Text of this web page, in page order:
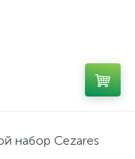
набор Cezares